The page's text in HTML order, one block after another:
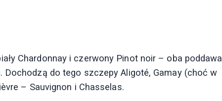
Chardonnay i czerwony Pinot noir – oba
do tego szczepy Aligoté, Gamay (choć w
– Sauvignon i Chasselas.